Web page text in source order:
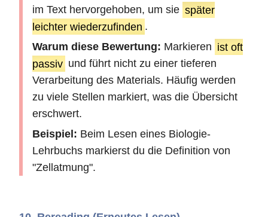
im Text hervorgehoben, um sie später
leichter wiederzufinden .
Warum diese Bewertung: Markieren ist oft
passiv und führt nicht zu einer tieferen
Verarbeitung des Materials. Häufig werden
zu viele Stellen markiert, was die Übersicht
erschwert.
Beispiel: Beim Lesen eines Biologie-
Lehrbuchs markierst du die Definition von
"Zellatmung".